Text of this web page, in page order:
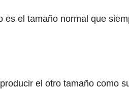
es el tamaño normal que
el otro tamaño como